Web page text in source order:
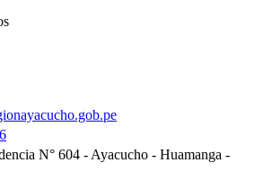
N° 604 - Ayacucho - Huamanga -